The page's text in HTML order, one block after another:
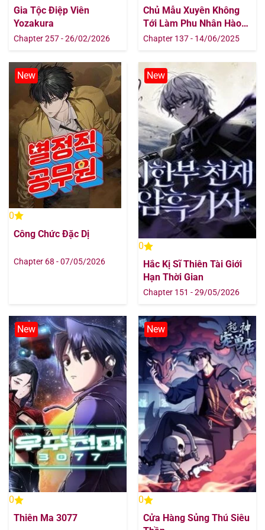
Chapter 545 13/08/2025
Chapter 543 13/08/2025
Chapter 542 13/08/2025
Chapter 541 13/08/2025
Chapter 540 13/08/2025
Chapter 539 13/08/2025
Chapter 538 13/08/2025
Chapter 537 13/08/2025
13/08/2025
Chapter 535 13/08/2025
Chapter 534 13/08/2025
Chapter 533 13/08/2025
Chapter 532 13/08/2025
Chapter 531 13/08/2025
Chapter 530 13/08/2025
Gia Tộc Điệp Viên
Yozakura
Chapter 257 - 26/02/2026
Chủ Mẫu Xuyên Không
Tới Làm Phu Nhân Hào
Môn
Chapter 137 - 14/06/2025
New
0
Công Chức Đặc Dị
Chapter 68 - 07/05/2026
New
0
Hắc Kị Sĩ Thiên Tài Giới
Hạn Thời Gian
Chapter 151 - 29/05/2026
New
0
Thiên Ma 3077
New
0
Cửa Hàng Sủng Thú Siêu